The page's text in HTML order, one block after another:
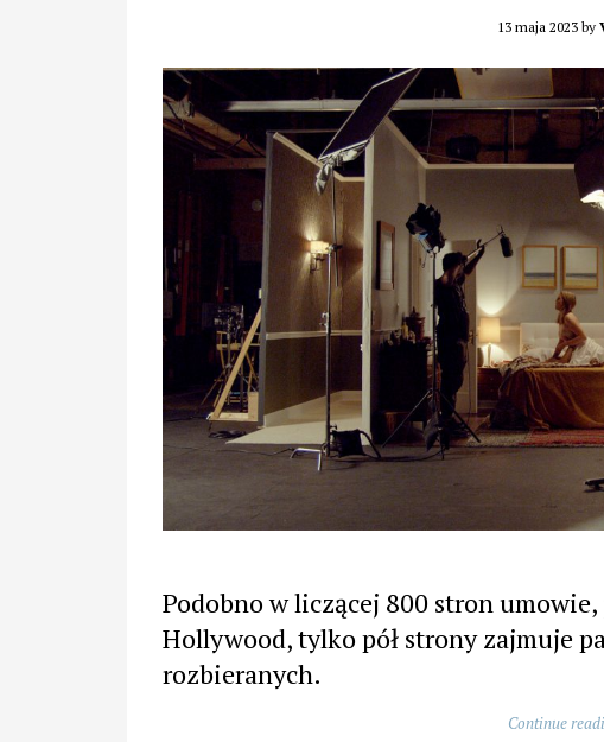
13 maja 2023 by
Podobno w liczącej 800 stron
Hollywood, tylko pół strony zajmuje
rozbieranych.
Continue